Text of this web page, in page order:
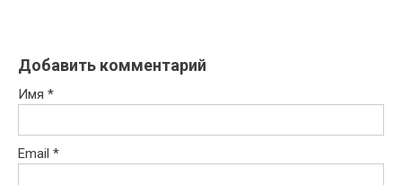
Добавить комментарий
Имя *
Email *